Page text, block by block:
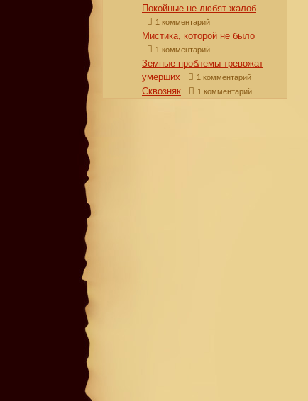
Покойные не любят жалоб
1 комментарий
Мистика, которой не было
1 комментарий
Земные проблемы тревожат
умерших
1 комментарий
Сквозняк 1 комментарий